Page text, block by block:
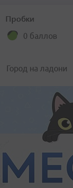
Пробки
0 баллов
Город на ладони